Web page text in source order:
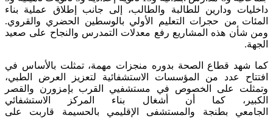
داخليات ودارين للطالبة والطالب، إلى جانب إطلاق عملية بناء
المئات من حجرات التعليم الأولي بالوسطين الحضري والقروي.
ومن شأن هذه المشاريع رفع معدلات التمدرس والنجاح على صعيد
الجهة.
كما شهد قطاع الصحة بدوره منجزات مهمة، تمثلت بالأساس في
افتتاح عدد من المؤسسات الاستشفائية لتعزيز العرض الطبي،
وتمثلت على الخصوص في مستشفيي القرب بإمزورن والقصر
الكبير، كما أن أشغال بناء المركز الاستشفائي
الجامعي بطنجة والمستشفى الإقليمي بالحسيمة قاربت على